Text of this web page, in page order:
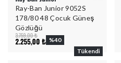
Ray-Ban Junior 9052S
178/80 48 Çocuk Güneş
Gözlüğü
3.759,00 ₺
2.255,00 ₺ %40
Tükendi